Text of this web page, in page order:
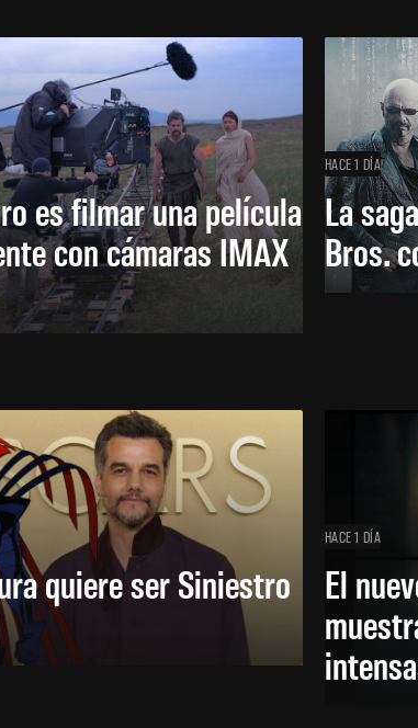
es filmar una película
con cámaras IMAX
HACE 1 DÍA
La
Bros.
quiere ser Siniestro
HACE 1 DÍA
El